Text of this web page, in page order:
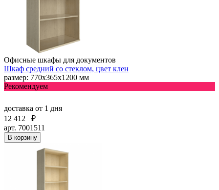
Офисные шкафы для документов
Шкаф средний со стеклом, цвет клен
размер: 770х365х1200 мм
Рекомендуем
доставка от 1 дня
12 412
₽
арт. 7001511
В корзину